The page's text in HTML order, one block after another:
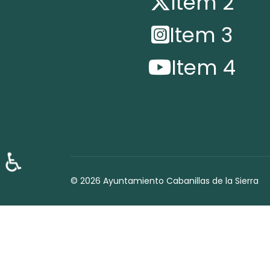
Item 3
Item 4
© 2026 Ayuntamiento Cabanillas de la Sierra